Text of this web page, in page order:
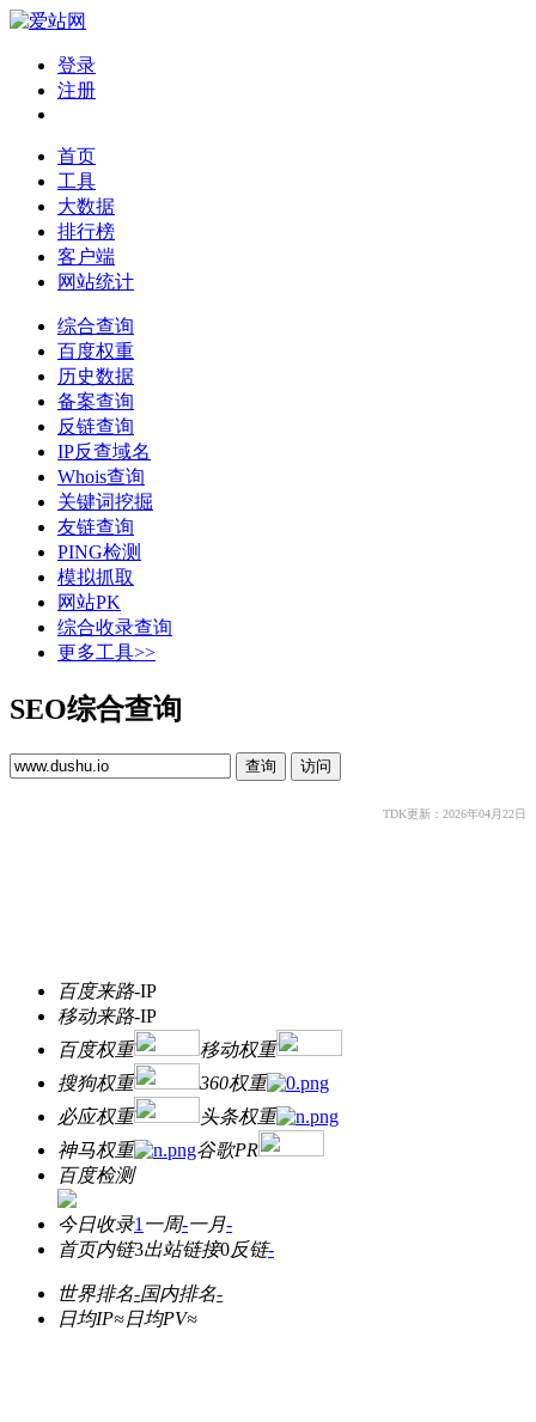
登录
注册
首页
工具
大数据
排行榜
客户端
网站统计
综合查询
百度权重
历史数据
备案查询
反链查询
IP反查域名
Whois查询
关键词挖掘
友链查询
PING检测
模拟抓取
网站PK
综合收录查询
更多工具>>
SEO综合查询
TDK更新：2026年04月22日
百度来路-IP
移动来路-IP
百度权重
移动权重
搜狗权重
360权重
必应权重
头条权重
神马权重
谷歌PR
百度检测
今日收录1 一周-一月-
首页内链3出站链接0反链-
世界排名-国内排名-
日均IP≈日均PV≈